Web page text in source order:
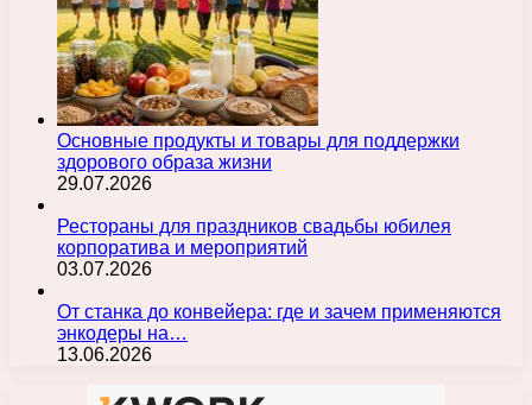
Основные продукты и товары для поддержки
здорового образа жизни
29.07.2026
Рестораны для праздников свадьбы юбилея
корпоратива и мероприятий
03.07.2026
От станка до конвейера: где и зачем применяются
энкодеры на…
13.06.2026